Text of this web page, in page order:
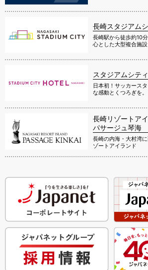
長崎スタジアム
長崎駅から徒歩約10
心とした大型複合施設
スタジアムシテ
日本初！サッカース
な感動とくつろぎを。
長崎リゾートア
パサージュ琴海
長崎の内海・大村湾
ゾートアイランド